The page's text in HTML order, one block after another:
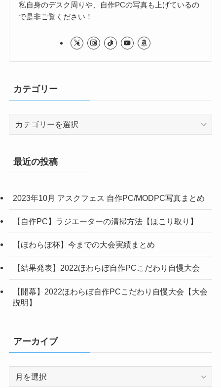
私自身のデスク周りや、自作PCの写真も上げているの
で是非ご覧ください！
カテゴリー
リ
最近の投稿
2023年10月 アスクフェス 自作PC/MODPC写真まとめ
【自作PC】ラジエーターの清掃方法【ほこり取り】
【ほわらぼ杯】今までの大会実績まとめ
【結果発表】2022ほわらぼ自作PCこだわり自慢大会
【開幕】2022ほわらぼ自作PCこだわり自慢大会【大会
説明】
アーカイブ